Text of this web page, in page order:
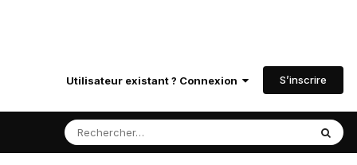
Utilisateur existant ? Connexion S’inscrire